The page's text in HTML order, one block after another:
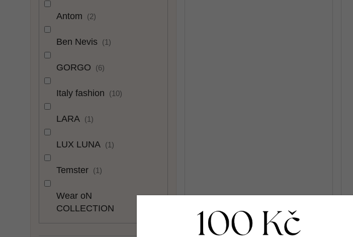
Antom 2
Ben Nevis 1
GORGO 6
Italy fashion 10
LARA 1
LUX LUNA 1
Temster 1
Wear oN
COLLECTION
Elegantní kardigan SEIDY